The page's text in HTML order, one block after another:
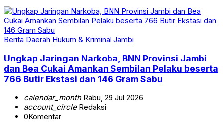
Berita Daerah Hukum & Kriminal Jambi
Ungkap Jaringan Narkoba, BNN Provinsi Jambi
dan Bea Cukai Amankan Sembilan Pelaku beserta
766 Butir Ekstasi dan 146 Gram Sabu
calendar_monthRabu, 29 Jul 2026
account_circleRedaksi
0Komentar